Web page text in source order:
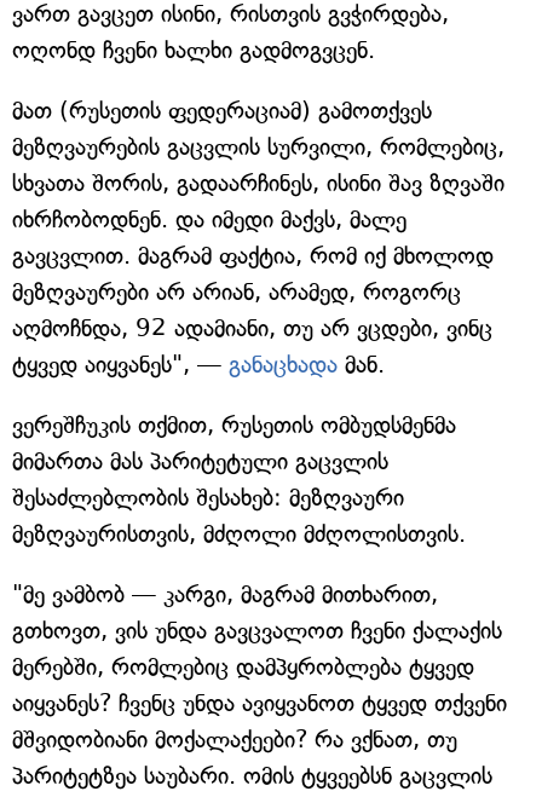
ვართ გავცეთ ისინი, რისთვის გვჭირდება,
ოღონდ ჩვენი ხალხი გადმოგვცენ.
მათ (რუსეთის ფედერაციამ) გამოთქვეს
მეზღვაურების გაცვლის სურვილი, რომლებიც,
სხვათა შორის, გადაარჩინეს, ისინი შავ ზღვაში
იხრჩობოდნენ. და იმედი მაქვს, მალე
გავცვლით. მაგრამ ფაქტია, რომ იქ მხოლოდ
მეზღვაურები არ არიან, არამედ, როგორც
აღმოჩნდა, 92 ადამიანი, თუ არ ვცდები, ვინც
ტყვედ აიყვანეს", — განაცხადა მან.
ვერეშჩუკის თქმით, რუსეთის ომბუდსმენმა
მიმართა მას პარიტეტული გაცვლის
შესაძლებლობის შესახებ: მეზღვაური
მეზღვაურისთვის, მძღოლი მძღოლისთვის.
"მე ვამბობ — კარგი, მაგრამ მითხარით,
გთხოვთ, ვის უნდა გავცვალოთ ჩვენი ქალაქის
მერებში, რომლებიც დამპყრობლება ტყვედ
აიყვანეს? ჩვენც უნდა ავიყვანოთ ტყვედ თქვენი
მშვიდობიანი მოქალაქეები? რა ვქნათ, თუ
პარიტეტზეა საუბარი. ომის ტყვეებსნ გაცვლის